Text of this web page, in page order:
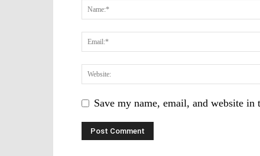
Save my name, email, and website